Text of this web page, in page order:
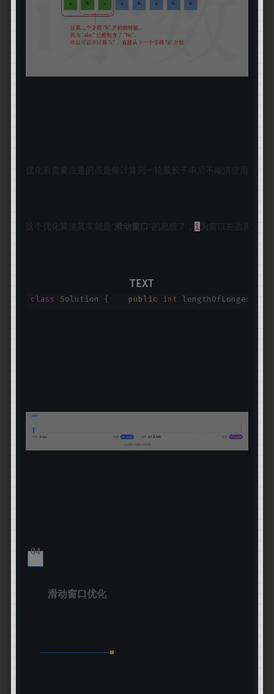
优化后需要注意的点是每计算完一轮最长子串后不能清空用于判
这个优化算法其实就是“ 滑动窗口”的思想了， i 为窗口左边界，
class Solution { public int
04
滑动窗口优化